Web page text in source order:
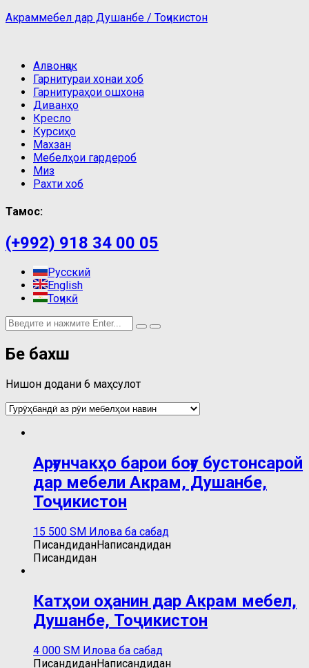
Акраммебел дар Душанбе / Тоҷикистон
Алвонҷак
Гарнитураи хонаи хоб
Гарнитураҳои ошхона
Диванҳо
Кресло
Курсиҳо
Махзан
Мебелҳои гардероб
Миз
Рахти хоб
Тамос:
(+992) 918 34 00 05
Русский
English
Тоҷикӣ
Бе бахш
Нишон додани 6 маҳсулот
Арғунчакҳо барои боғу бустонсарой
дар мебели Акрам, Душанбе,
Тоҷикистон
15 500 ЅМ Илова ба сабад
ПисандиданНаписандидан
Писандидан
Катҳои оҳанин дар Акрам мебел,
Душанбе, Тоҷикистон
4 000 ЅМ Илова ба сабад
ПисандиданНаписандидан